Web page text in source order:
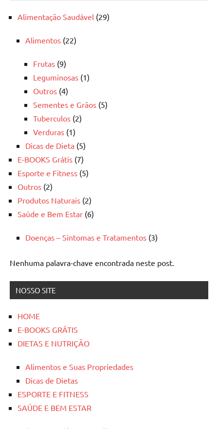
Alimentação Saudável (29)
Alimentos (22)
Frutas (9)
Leguminosas (1)
Outros (4)
Sementes e Grãos (5)
Tuberculos (2)
Verduras (1)
Dicas de Dieta (5)
E-BOOKS Grátis (7)
Esporte e Fitness (5)
Outros (2)
Produtos Naturais (2)
Saúde e Bem Estar (6)
Doenças – Sintomas e Tratamentos (3)
Nenhuma palavra-chave encontrada neste post.
NOSSO SITE
HOME
E-BOOKS GRÁTIS
DIETAS E NUTRIÇÃO
Alimentos e Suas Propriedades
Dicas de Dietas
ESPORTE E FITNESS
SAÚDE E BEM ESTAR